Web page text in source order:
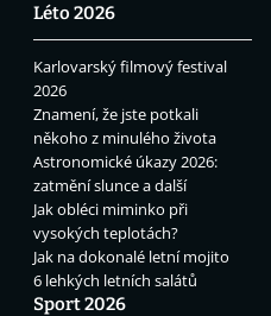
Léto 2026
Karlovarský filmový festival
2026
Znamení, že jste potkali
někoho z minulého života
Astronomické úkazy 2026:
zatmění slunce a další
Jak obléci miminko při
vysokých teplotách?
Jak na dokonalé letní mojito
6 lehkých letních salátů
Sport 2026